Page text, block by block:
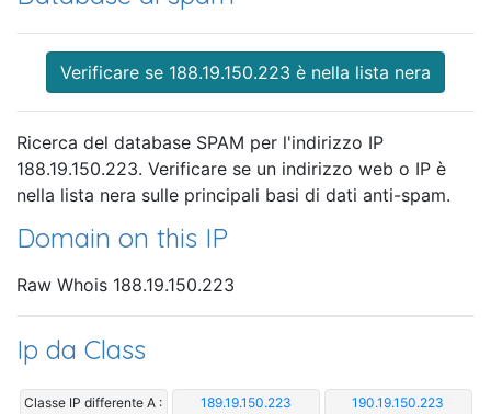
Verificare se 188.19.150.223 è nella lista nera
Ricerca del database SPAM per l'indirizzo IP
188.19.150.223. Verificare se un indirizzo web o IP è
nella lista nera sulle principali basi di dati anti-spam.
Domain on this IP
Raw Whois 188.19.150.223
Ip da Class
Classe IP differente A : 189.19.150.223 190.19.150.223